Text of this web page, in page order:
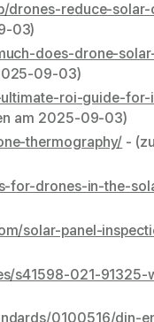
drones-reduce-
03)
does-drone-
09-03)
roi-guide-
am 2025-09-03)
thermography/ -
for-drones-in-the-
solar-panel-
s41598-021-91325-
0100516/din-